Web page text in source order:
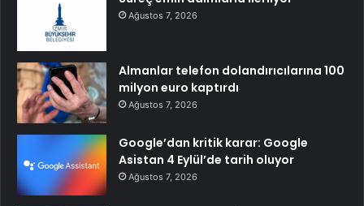
Ağustos 7, 2026
Almanlar telefon dolandırıcılarına 100
milyon euro kaptırdı
Ağustos 7, 2026
Google’dan kritik karar: Google
Asistan 4 Eylül’de tarih oluyor
Ağustos 7, 2026